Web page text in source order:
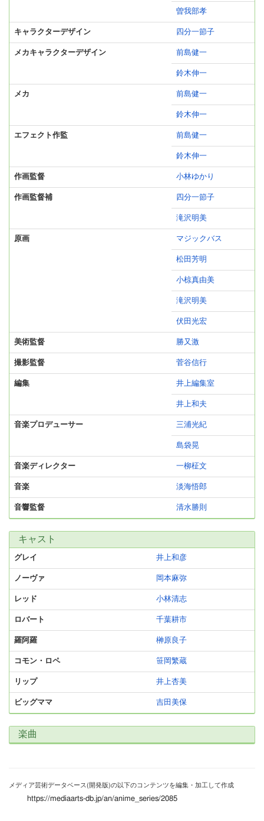
曽我部孝
キャラクターデザイン 四分一節子
メカキャラクターデザイン 前島健一
鈴木伸一
メカ 前島健一
鈴木伸一
エフェクト作監 前島健一
鈴木伸一
作画監督 小林ゆかり
作画監督補 四分一節子
滝沢明美
原画 マジックバス
松田芳明
小椋真由美
滝沢明美
伏田光宏
美術監督 勝又激
撮影監督 菅谷信行
編集 井上編集室
井上和夫
音楽プロデューサー 三浦光紀
島袋晃
音楽ディレクター 一柳柾文
音楽 淡海悟郎
音響監督 清水勝則
キャスト
グレイ 井上和彦
ノーヴァ 岡本麻弥
レッド 小林清志
ロバート 千葉耕市
羅阿羅 榊原良子
コモン・ロペ 笹岡繁蔵
リップ 井上杏美
ビッグママ 吉田美保
楽曲
メディア芸術データベース(開発版)の以下のコンテンツを編集・加工して作成
https://mediaarts-db.jp/an/anime_series/2085